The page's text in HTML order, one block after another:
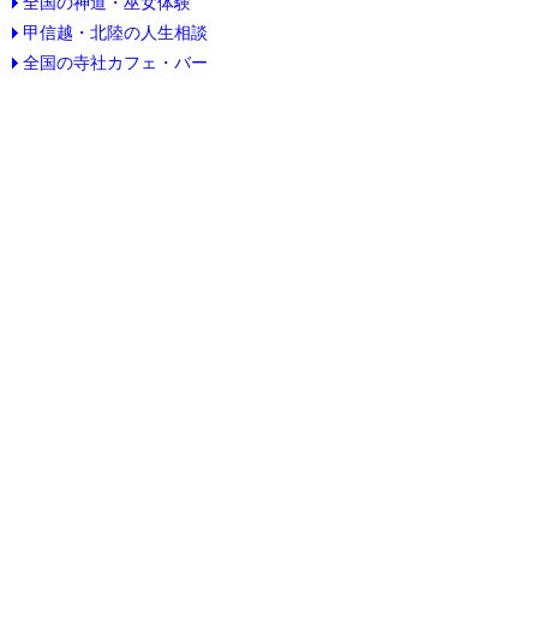
甲信越・北陸の人生相談
全国の寺社カフェ・バー